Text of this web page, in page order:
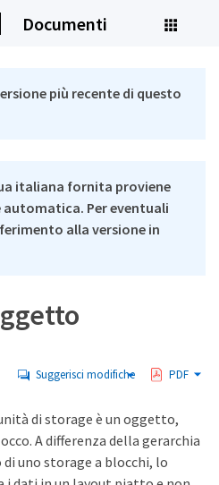
Documenti
più recente di questo
italiana fornita proviene
Per eventuali
alla versione in
Suggerisci modifiche PDF
di storage è un oggetto,
A differenza della gerarchia
uno storage a blocchi, lo